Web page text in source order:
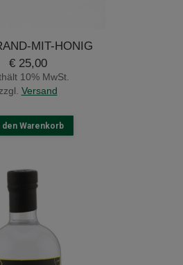
MIT-HONIG
€25,00
10% MwSt.
Versand
den Warenkorb